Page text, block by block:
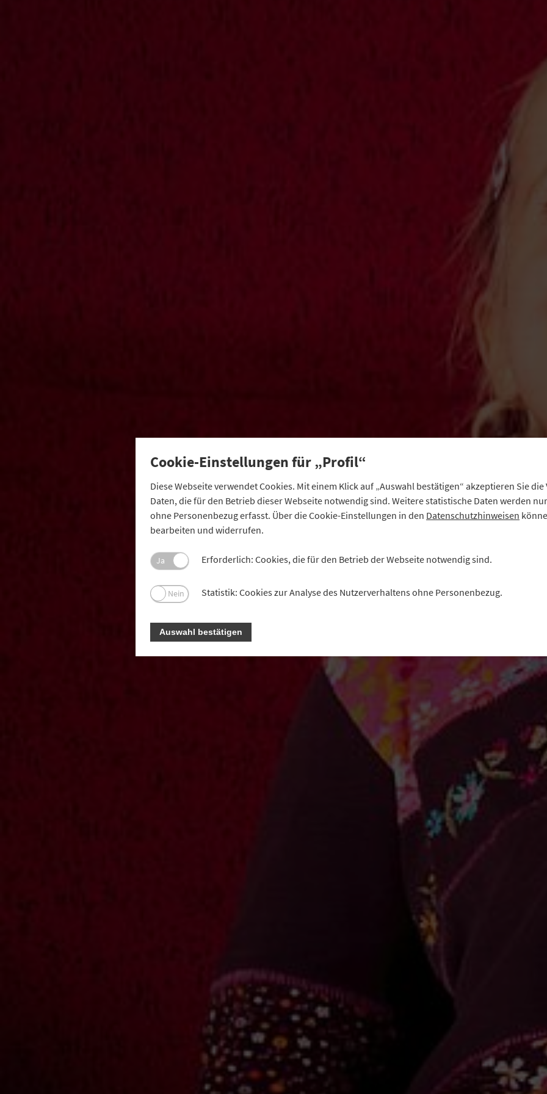
Cookie-Einstellungen für „Profil“
Diese Webseite verwendet Cookies. Mit einem Klick auf „Auswahl bestätigen“ akzeptieren Sie
Daten, die für den Betrieb dieser Webseite notwendig sind. Weitere statistische Daten werden
ohne Personenbezug erfasst. Über die Cookie-Einstellungen in den Datenschutzhinweisen
bearbeiten und widerrufen.
Ja Erforderlich: Cookies, die für den Betrieb der Webseite notwendig sind.
Nein Statistik: Cookies zur Analyse des Nutzerverhaltens ohne Personenbezug.
Auswahl bestätigen